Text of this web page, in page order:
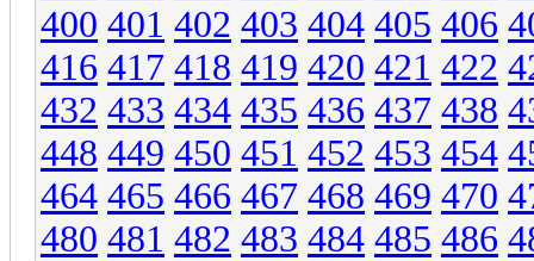
400 401 402 403 404 405 406
416 417 418 419 420 421 422
432 433 434 435 436 437 438
448 449 450 451 452 453 454
464 465 466 467 468 469 470
480 481 482 483 484 485 486